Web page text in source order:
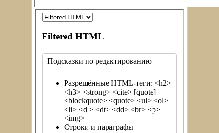
Filtered HTML
Подсказки по редактированию
Разрешённые HTML-теги: <h2>
<h3> <strong> <cite> [quote]
<blockquote> <quote> <ul> <ol>
<li> <dl> <dt> <dd> <br> <p>
<img>
Строки и параграфы